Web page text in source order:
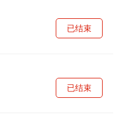
已结束
已结束